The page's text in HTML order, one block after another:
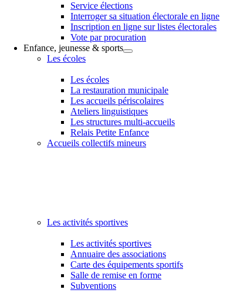
Service élections
Interroger sa situation électorale en ligne
Inscription en ligne sur listes électorales
Vote par procuration
Enfance, jeunesse & sports
Les écoles
Les écoles
La restauration municipale
Les accueils périscolaires
Ateliers linguistiques
Les structures multi-accueils
Relais Petite Enfance
Accueils collectifs mineurs
Les activités sportives
Les activités sportives
Annuaire des associations
Carte des équipements sportifs
Salle de remise en forme
Subventions